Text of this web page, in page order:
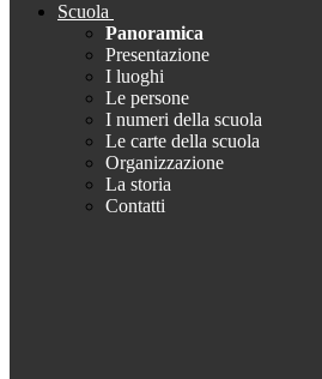
Scuola
Panoramica
Presentazione
I luoghi
Le persone
I numeri della scuola
Le carte della scuola
Organizzazione
La storia
Contatti